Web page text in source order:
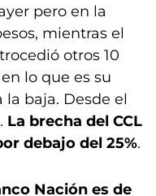
pero en la
mientras el
otros 10
lo que es su
baja. Desde el
La brecha del CCL
debajo del 25%.
Nación es de